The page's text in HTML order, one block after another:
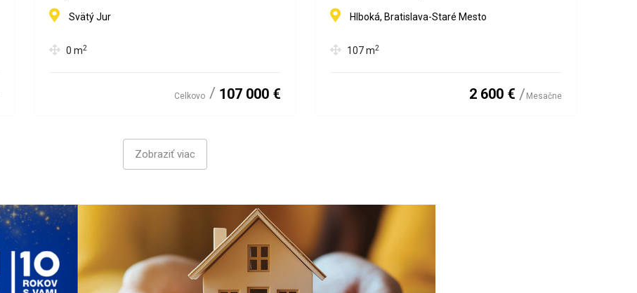
Svätý Jur
0 m2
Celkovo 107 000 €
Hlboká, Bratislava-Staré Mesto
107m2
2 600 € Mesačne
Zobraziť viac